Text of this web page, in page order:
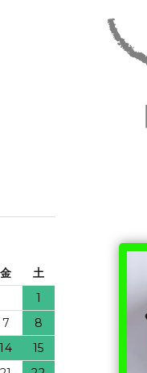
金
土
1
7
8
14
15